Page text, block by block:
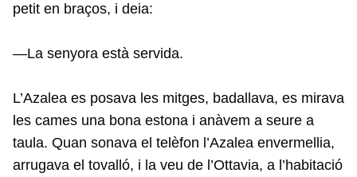
petit en braços, i deia:
—La senyora està servida.
L’Azalea es posava les mitges, badallava, es mirava
les cames una bona estona i anàvem a seure a
taula. Quan sonava el telèfon l’Azalea envermellia,
arrugava el tovalló, i la veu de l’Ottavia, a l’habitació